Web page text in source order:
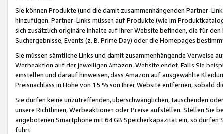
Sie können Produkte (und die damit zusammenhängenden Partner-
hinzufügen. Partner-Links müssen auf Produkte (wie im
sich zusätzlich originäre Inhalte auf Ihrer Website befinden, die für
Suchergebnisse, Events (z. B. Prime Day) oder die Homepages
Sie müssen sämtliche Links und damit zusammenhängende
Werbeaktion auf der jeweiligen Amazon-Website endet. Falls Sie
einstellen und darauf hinweisen, dass Amazon auf ausgewählte
Preisnachlass in Höhe von 15 % von Ihrer Website entfernen, sobald
Sie dürfen keine unzutreffenden, überschwänglichen, täuschenden
unsere Richtlinien, Werbeaktionen oder Preise aufstellen. Stellen Sie
angebotenen Smartphone mit 64 GB Speicherkapazität ein, so dürfen
führt.